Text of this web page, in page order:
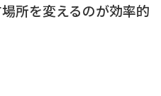
所を変えるのが効率的